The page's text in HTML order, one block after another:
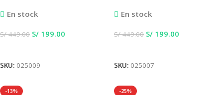
En stock
S/449.00 S/ 199.00
SKU: 025009
En stock
S/449.00 S/ 199.00
SKU: 025007
-13% -25%